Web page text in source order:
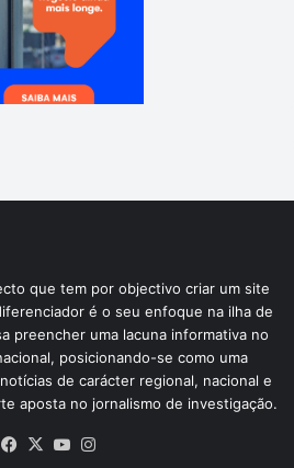
que tem por objectivo criar um site
é o seu enfoque na ilha de
preencher uma lacuna informativa no
posicionando-se como uma
de carácter regional, nacional e
aposta no jornalismo de investigação.
Facebook
X YouTube